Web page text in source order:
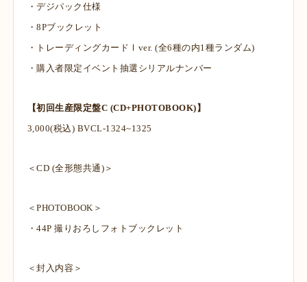
・デジパック仕様
・8Pブックレット
・トレーディングカードⅠver. (全6種の内1種ランダム)
・購入者限定イベント抽選シリアルナンバー
【初回生産限定盤C (CD+PHOTOBOOK)】
3,000(税込) BVCL-1324~1325
＜CD (全形態共通)＞
＜PHOTOBOOK＞
・44P 撮りおろしフォトブックレット
＜封入内容＞